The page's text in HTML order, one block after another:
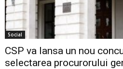
Social
CSP va lansa un nou
selectarea procurorului